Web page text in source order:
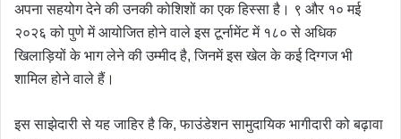
अपना सहयोग देने की उनकी कोशिशों का एक हिस्सा है। ९ और १० मई
२०२६ को पुणे में आयोजित होने वाले इस टूर्नामेंट में १८० से अधिक
खिलाड़ियों के भाग लेने की उम्मीद है, जिनमें इस खेल के कई दिग्गज भी
शामिल होने वाले हैं।
इस साझेदारी से यह जाहिर है कि, फाउंडेशन सामुदायिक भागीदारी को बढ़ावा